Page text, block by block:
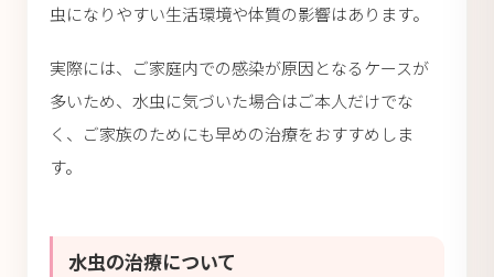
虫になりやすい生活環境や体質の影響はあります。
実際には、ご家庭内での感染が原因となるケースが
多いため、水虫に気づいた場合はご本人だけでな
く、ご家族のためにも早めの治療をおすすめしま
す。
水虫の治療について